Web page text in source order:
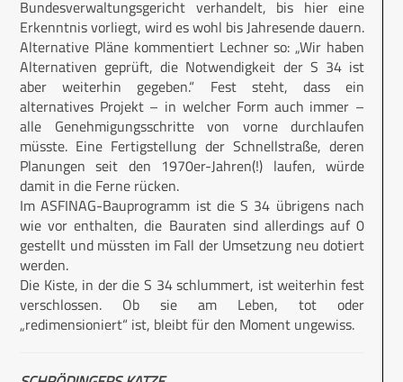
Bundesverwaltungsgericht verhandelt, bis hier eine
Erkenntnis vorliegt, wird es wohl bis Jahresende dauern.
Alternative Pläne kommentiert Lechner so: „Wir haben
Alternativen geprüft, die Notwendigkeit der S 34 ist
aber weiterhin gegeben.“ Fest steht, dass ein
alternatives Projekt – in welcher Form auch immer –
alle Genehmigungsschritte von vorne durchlaufen
müsste. Eine Fertigstellung der Schnellstraße, deren
Planungen seit den 1970er-Jahren(!) laufen, würde
damit in die Ferne rücken.
Im ASFINAG-Bauprogramm ist die S 34 übrigens nach
wie vor enthalten, die Bauraten sind allerdings auf 0
gestellt und müssten im Fall der Umsetzung neu dotiert
werden.
Die Kiste, in der die S 34 schlummert, ist weiterhin fest
verschlossen. Ob sie am Leben, tot oder
„redimensioniert“ ist, bleibt für den Moment ungewiss.